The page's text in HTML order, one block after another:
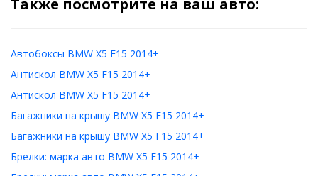
Также посмотрите на ваш авто:
Автобоксы BMW X5 F15 2014+
Антискол BMW X5 F15 2014+
Антискол BMW X5 F15 2014+
Багажники на крышу BMW X5 F15 2014+
Багажники на крышу BMW X5 F15 2014+
Брелки: марка авто BMW X5 F15 2014+